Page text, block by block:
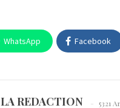
WhatsApp Facebook
LA REDACTION 5321